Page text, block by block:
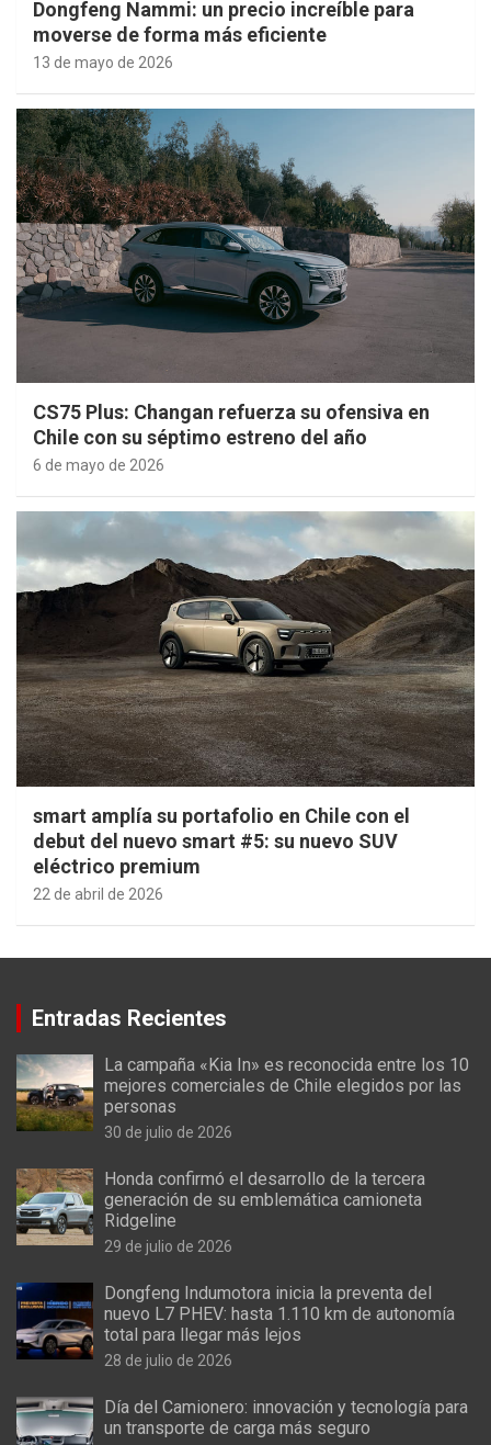
Dongfeng Nammi: un precio increíble para
moverse de forma más eficiente
13 de mayo de 2026
CS75 Plus: Changan refuerza su ofensiva en
Chile con su séptimo estreno del año
6 de mayo de 2026
smart amplía su portafolio en Chile con el
debut del nuevo smart #5: su nuevo SUV
eléctrico premium
22 de abril de 2026
Entradas Recientes
La campaña «Kia In» es reconocida entre los 10
mejores comerciales de Chile elegidos por las
personas
30 de julio de 2026
Honda confirmó el desarrollo de la tercera
generación de su emblemática camioneta
Ridgeline
29 de julio de 2026
Dongfeng Indumotora inicia la preventa del
nuevo L7 PHEV: hasta 1.110 km de autonomía
total para llegar más lejos
28 de julio de 2026
Día del Camionero: innovación y tecnología para
un transporte de carga más seguro